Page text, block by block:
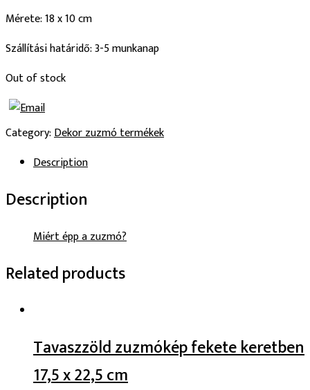
Mérete: 18 x 10 cm
Szállítási határidő: 3-5 munkanap
Out of stock
Category:Dekor zuzmó termékek
Description
Description
Miért épp a zuzmó?
Related products
Tavaszzöld zuzmókép fekete keretben
17,5 x 22,5 cm